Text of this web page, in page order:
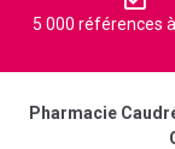
5 000 références
Pharmacie